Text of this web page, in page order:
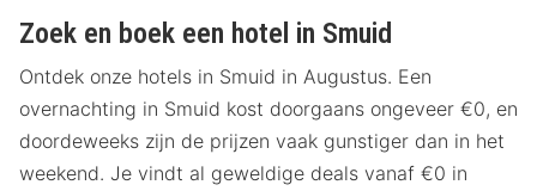
Zoek en boek een hotel in Smuid
Ontdek onze hotels in Smuid in Augustus. Een
overnachting in Smuid kost doorgaans ongeveer €0, en
doordeweeks zijn de prijzen vaak gunstiger dan in het
weekend. Je vindt al geweldige deals vanaf €0 in